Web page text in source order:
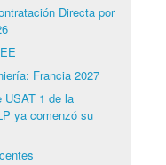
Directa por
Francia 2027
USAT 1 de la
ya comenzó su